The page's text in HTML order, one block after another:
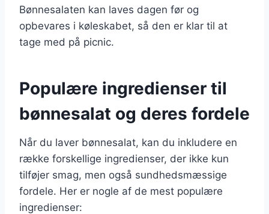
Bønnesalaten kan laves dagen før og
opbevares i køleskabet, så den er klar til at
tage med på picnic.
Populære ingredienser til
bønnesalat og deres fordele
Når du laver bønnesalat, kan du inkludere en
række forskellige ingredienser, der ikke kun
tilføjer smag, men også sundhedsmæssige
fordele. Her er nogle af de mest populære
ingredienser: